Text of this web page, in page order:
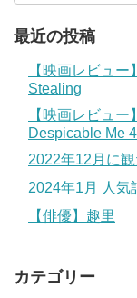
最近の投稿
【映画レビュ
Stealing
【映画レビュ
Despicable Me 4
2022年12月に
2024年1月 人気
【俳優】趣里
カテゴリー